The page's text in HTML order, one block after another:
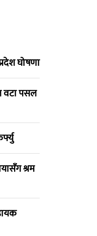
घोषणा
वटा पसल
श्रम